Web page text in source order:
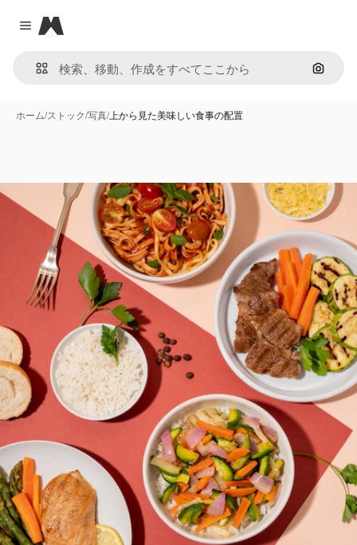
Close menu
Magnific
画像で
ホーム/ストック/写真/上から見た美味しい食事の配置